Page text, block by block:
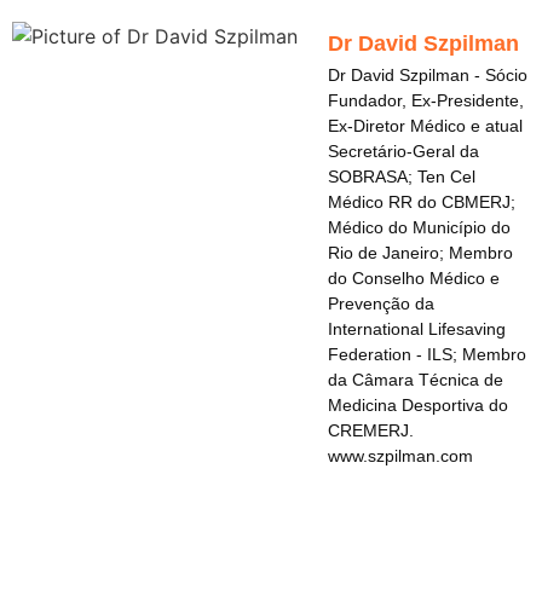
Dr David Szpilman
Dr David Szpilman - Sócio
Fundador, Ex-Presidente,
Ex-Diretor Médico e atual
Secretário-Geral da
SOBRASA; Ten Cel
Médico RR do CBMERJ;
Médico do Município do
Rio de Janeiro; Membro
do Conselho Médico e
Prevenção da
International Lifesaving
Federation - ILS; Membro
da Câmara Técnica de
Medicina Desportiva do
CREMERJ.
www.szpilman.com